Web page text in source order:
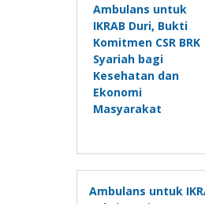
Ambulans untuk
IKRAB Duri, Bukti
Komitmen CSR BRK
Syariah bagi
Kesehatan dan
Ekonomi
Masyarakat
Ambulans untuk